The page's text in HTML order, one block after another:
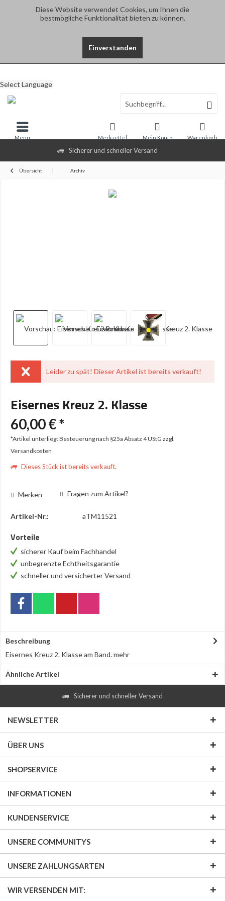
Diese Website verwendet Cookies, um Ihnen die
bestmögliche Funktionalität bieten zu können.
Einverstanden
Sicherer und schneller Versand
Select Language
Warenkorb
Merkzettel Mein Konto
Menü
Übersicht Archiv
Leider zu spät! Dieser Artikel ist bereits verkauft!
Eisernes Kreuz 2. Klasse
60,00 € *
*Artikel unterliegt Besteuerung nach §25a Absatz 4 UStG zzgl.
Versandkosten
Dieses Stück ist bereits verkauft.
Merken Fragen zum Artikel?
Artikel-Nr.: aTM11521
Vorteile
sicherer Kauf beim Fachhandel
unbegrenzte Echtheitsgarantie
schneller und versicherter Versand
Beschreibung
Eisernes Kreuz 2. Klasse am Band.mehr
Ähnliche Artikel
Sicherer und schneller Versand
NEWSLETTER
ÜBER UNS
SHOPSERVICE
INFORMATIONEN
KUNDENSERVICE
UNSERE COMMUNITYS
UNSERE ZAHLUNGSARTEN
WIR VERSENDEN MIT: